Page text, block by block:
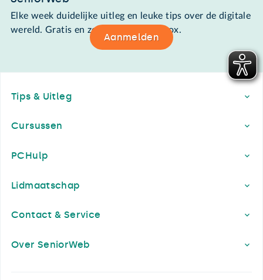
Elke week duidelijke uitleg en leuke tips over de digitale
wereld. Gratis en zomaar in de mailbox.
Aanmelden
Tips & Uitleg
Cursussen
PCHulp
Lidmaatschap
Contact & Service
Over SeniorWeb